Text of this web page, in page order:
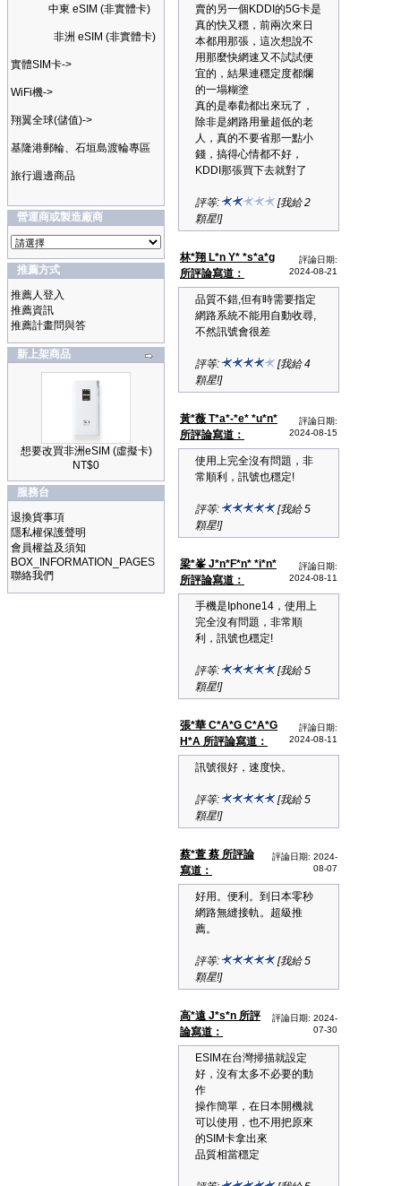
中東 eSIM (非實體卡)
非洲 eSIM (非實體卡)
實體SIM卡->
WiFi機->
翔翼全球(儲值)->
基隆港郵輪、石垣島渡輪專區
旅行週邊商品
營運商或製造廠商
推薦方式
推薦人登入
推薦資訊
推薦計畫問與答
新上架商品
想要改買非洲eSIM (虛擬卡)
NT$0
服務台
退換貨事項
隱私權保護聲明
會員權益及須知
BOX_INFORMATION_PAGES
聯絡我們
賣的另一個KDDI的5G卡是
真的快又穩，前兩次來日
本都用那張，這次想說不
用那麼快網速又不試試便
宜的，結果連穩定度都爛
的一塌糊塗
真的是奉勸都出來玩了，
除非是網路用量超低的老
人，真的不要省那一點小
錢，搞得心情都不好，
KDDI那張買下去就對了
評等:
[我給 2
顆星!]
林*翔 L*n Y* *s*a*g
所評論寫道：
評論日期:
2024-08-21
品質不錯,但有時需要指定
網路系統不能用自動收尋,
不然訊號會很差
評等:
[我給 4
顆星!]
黃*薇 T*a*-*e* *u*n*
所評論寫道：
評論日期:
2024-08-15
使用上完全沒有問題，非
常順利，訊號也穩定!
評等:
[我給 5
顆星!]
梁*峯 J*n*F*n* *i*n*
所評論寫道：
評論日期:
2024-08-11
手機是Iphone14，使用上
完全沒有問題，非常順
利，訊號也穩定!
評等:
[我給 5
顆星!]
張*華 C*A*G C*A*G
H*A 所評論寫道：
評論日期:
2024-08-11
訊號很好，速度快。
評等:
[我給 5
顆星!]
蔡*萱 蔡 所評論
寫道：
評論日期: 2024-
08-07
好用。便利。到日本零秒
網路無縫接軌。超級推
薦。
評等:
[我給 5
顆星!]
高*遠 J*s*n 所評
論寫道：
評論日期: 2024-
07-30
ESIM在台灣掃描就設定
好，沒有太多不必要的動
作
操作簡單，在日本開機就
可以使用，也不用把原來
的SIM卡拿出來
品質相當穩定